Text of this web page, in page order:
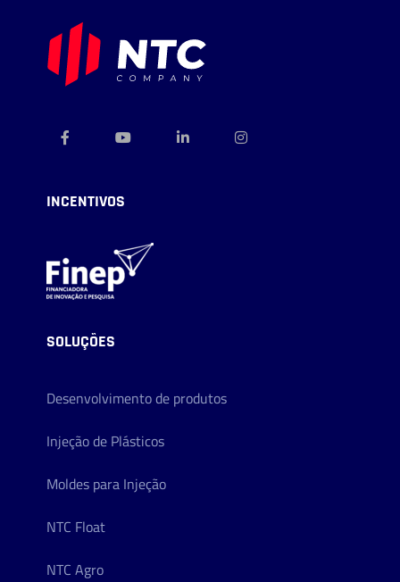
INCENTIVOS
SOLUÇÕES
Desenvolvimento de produtos
Injeção de Plásticos
Moldes para Injeção
NTC Float
NTC Agro